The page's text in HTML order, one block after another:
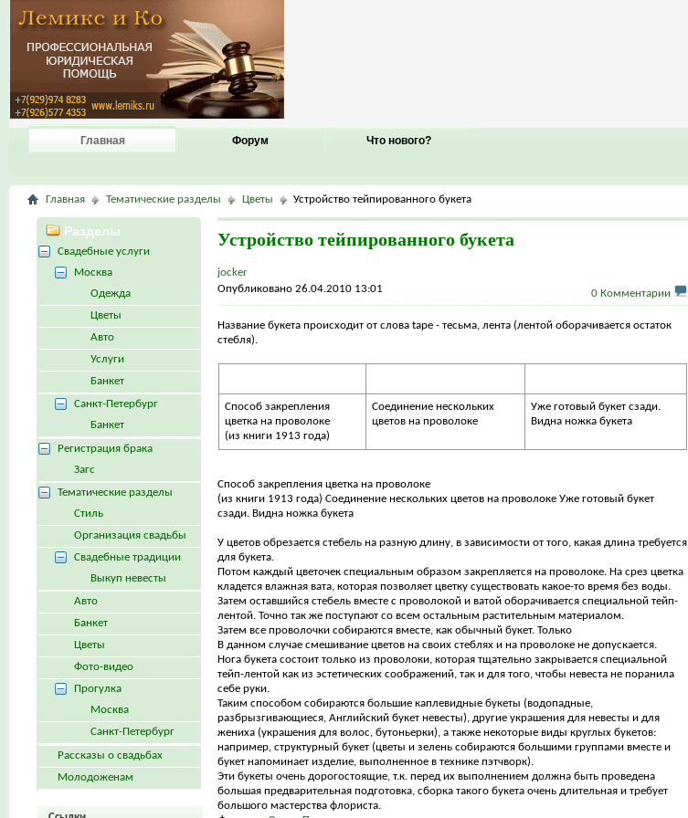
Главная Форум Что нового?
Главная Тематические разделы Цветы Устройство тейпированного букета
Устройство тейпированного букета
jocker
Опубликовано 26.04.2010 13:01
0 Комментарии
Название букета происходит от слова tape - тесьма, лента (лентой оборачивается остаток
стебля).
Способ закрепления
цветка на проволоке
(из книги 1913 года)
Соединение нескольких
цветов на проволоке
Уже готовый букет сзади.
Видна ножка букета
Способ закрепления цветка на проволоке
(из книги 1913 года) Соединение нескольких цветов на проволоке Уже готовый букет
сзади. Видна ножка букета
У цветов обрезается стебель на разную длину, в зависимости от того, какая длина требуется
для букета.
Потом каждый цветочек специальным образом закрепляется на проволоке. На срез цветка
кладется влажная вата, которая позволяет цветку существовать какое-то время без воды.
Затем оставшийся стебель вместе с проволокой и ватой оборачивается специальной тейп-
лентой. Точно так же поступают со всем остальным растительным материалом.
Затем все проволочки собираются вместе, как обычный букет. Только
В данном случае смешивание цветов на своих стеблях и на проволоке не допускается.
Нога букета состоит только из проволоки, которая тщательно закрывается специальной
тейп-лентой как из эстетических соображений, так и для того, чтобы невеста не поранила
себе руки.
Таким способом собираются большие каплевидные букеты (водопадные,
разбрызгивающиеся, Английский букет невесты), другие украшения для невесты и для
жениха (украшения для волос, бутоньерки), а также некоторые виды круглых букетов:
например, структурный букет (цветы и зелень собираются большими группами вместе и
букет напоминает изделие, выполненное в технике пэтчворк).
Эти букеты очень дорогостоящие, т.к. перед их выполнением должна быть проведена
большая предварительная подготовка, сборка такого букета очень длительная и требует
большого мастерства флориста.
Разделы
Свадебные услуги
Москва
Одежда
Цветы
Авто
Услуги
Банкет
Санкт-Петербург
Банкет
Регистрация брака
Загс
Тематические разделы
Стиль
Организация свадьбы
Свадебные традиции
Выкуп невесты
Авто
Банкет
Цветы
Фото-видео
Прогулка
Москва
Санкт-Петербург
Рассказы о свадьбах
Молодоженам